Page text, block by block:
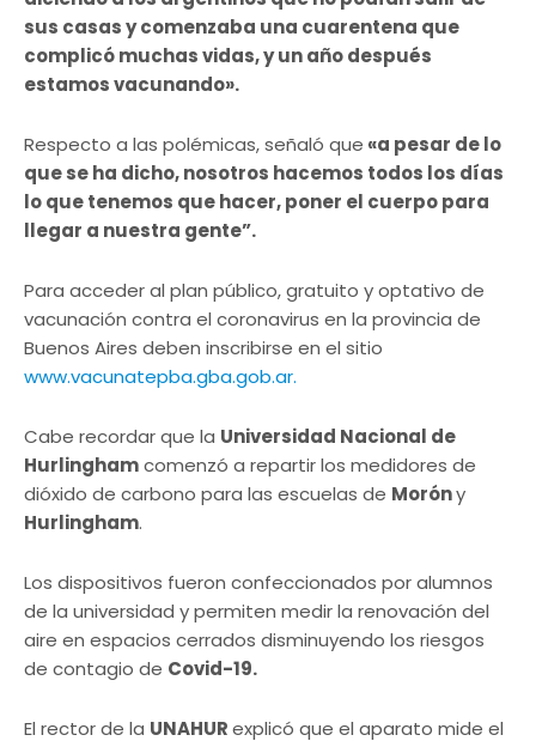
sus casas y comenzaba una cuarentena que
complicó muchas vidas, y un año después
estamos vacunando».
Respecto a las polémicas, señaló que «a pesar de lo
que se ha dicho, nosotros hacemos todos los días
lo que tenemos que hacer, poner el cuerpo para
llegar a nuestra gente”.
Para acceder al plan público, gratuito y optativo de
vacunación contra el coronavirus en la provincia de
Buenos Aires deben inscribirse en el sitio
www.vacunatepba.gba.gob.ar.
Cabe recordar que la Universidad Nacional de
Hurlinghamcomenzó a repartir los medidores de
dióxido de carbono para las escuelas de Moróny
Hurlingham.
Los dispositivos fueron confeccionados por alumnos
de la universidad y permiten medir la renovación del
aire en espacios cerrados disminuyendo los riesgos
de contagio de Covid-19.
El rector de la UNAHURexplicó que el aparato mide el